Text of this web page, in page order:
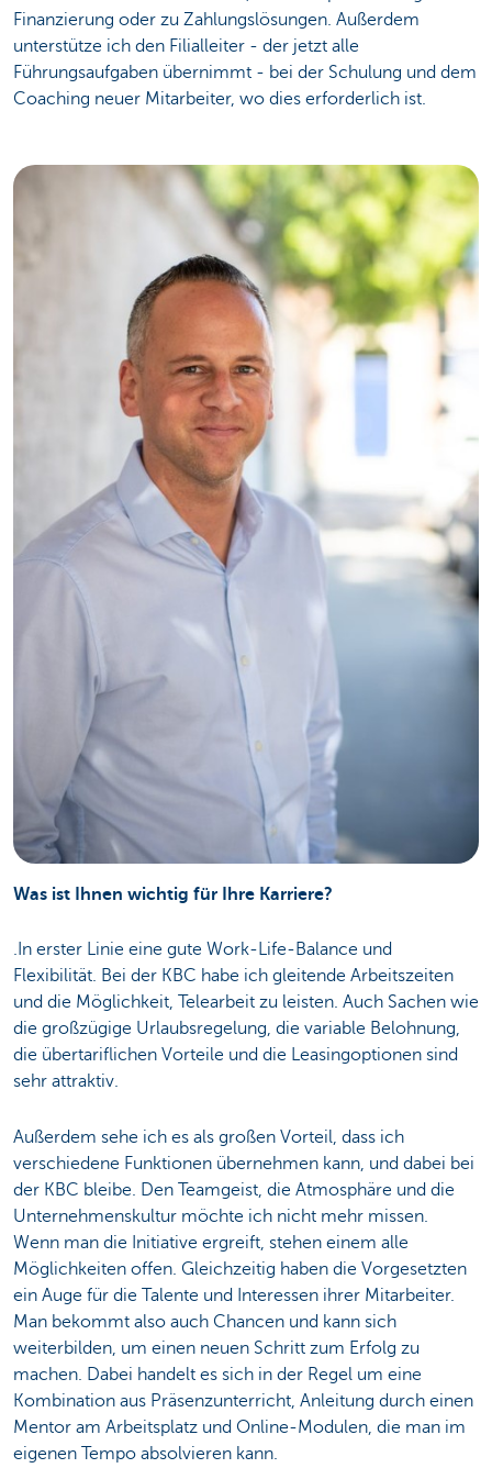
Finanzierung oder zu Zahlungslösungen. Außerdem
unterstütze ich den Filialleiter - der jetzt alle
Führungsaufgaben übernimmt - bei der Schulung und dem
Coaching neuer Mitarbeiter, wo dies erforderlich ist.
Was ist Ihnen wichtig für Ihre Karriere?
.In erster Linie eine gute Work-Life-Balance und
Flexibilität. Bei der KBC habe ich gleitende Arbeitszeiten
und die Möglichkeit, Telearbeit zu leisten. Auch Sachen wie
die großzügige Urlaubsregelung, die variable Belohnung,
die übertariflichen Vorteile und die Leasingoptionen sind
sehr attraktiv.
Außerdem sehe ich es als großen Vorteil, dass ich
verschiedene Funktionen übernehmen kann, und dabei bei
der KBC bleibe. Den Teamgeist, die Atmosphäre und die
Unternehmenskultur möchte ich nicht mehr missen.
Wenn man die Initiative ergreift, stehen einem alle
Möglichkeiten offen. Gleichzeitig haben die Vorgesetzten
ein Auge für die Talente und Interessen ihrer Mitarbeiter.
Man bekommt also auch Chancen und kann sich
weiterbilden, um einen neuen Schritt zum Erfolg zu
machen. Dabei handelt es sich in der Regel um eine
Kombination aus Präsenzunterricht, Anleitung durch einen
Mentor am Arbeitsplatz und Online-Modulen, die man im
eigenen Tempo absolvieren kann.